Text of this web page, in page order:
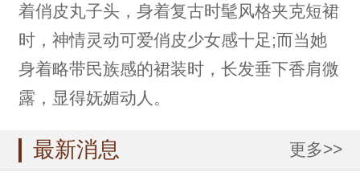
着俏皮丸子头，身着复古时髦风格夹克短裙
时，神情灵动可爱俏皮少女感十足;而当她
身着略带民族感的裙装时，长发垂下香肩微
露，显得妩媚动人。
最新消息 更多>>